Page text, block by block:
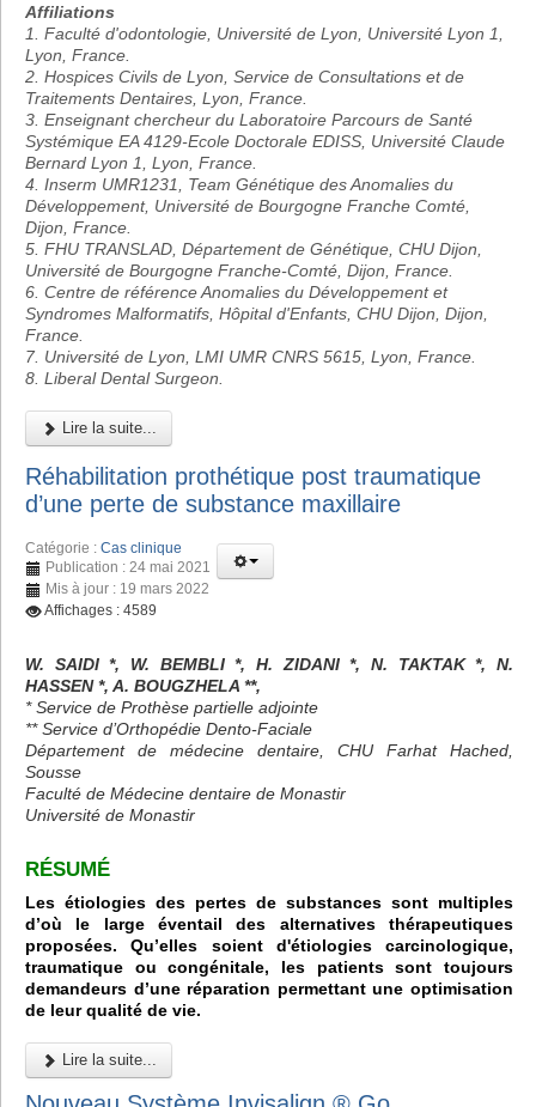
Affiliations
1. Faculté d'odontologie, Université de Lyon, Université Lyon 1,
Lyon, France.
2. Hospices Civils de Lyon, Service de Consultations et de
Traitements Dentaires, Lyon, France.
3. Enseignant chercheur du Laboratoire Parcours de Santé
Systémique EA 4129-Ecole Doctorale EDISS, Université Claude
Bernard Lyon 1, Lyon, France.
4. Inserm UMR1231, Team Génétique des Anomalies du
Développement, Université de Bourgogne Franche Comté,
Dijon, France.
5. FHU TRANSLAD, Département de Génétique, CHU Dijon,
Université de Bourgogne Franche-Comté, Dijon, France.
6. Centre de référence Anomalies du Développement et
Syndromes Malformatifs, Hôpital d'Enfants, CHU Dijon, Dijon,
France.
7. Université de Lyon, LMI UMR CNRS 5615, Lyon, France.
8. Liberal Dental Surgeon.
Lire la suite...
Réhabilitation prothétique post traumatique
d’une perte de substance maxillaire
Catégorie : Cas clinique
Publication : 24 mai 2021
Mis à jour : 19 mars 2022
Affichages : 4589
W. SAIDI *, W. BEMBLI *, H. ZIDANI *, N. TAKTAK *, N.
HASSEN *, A. BOUGZHELA **,
* Service de Prothèse partielle adjointe
** Service d’Orthopédie Dento-Faciale
Département de médecine dentaire, CHU Farhat Hached,
Sousse
Faculté de Médecine dentaire de Monastir
Université de Monastir
RÉSUMÉ
Les étiologies des pertes de substances sont multiples
d’où le large éventail des alternatives thérapeutiques
proposées. Qu’elles soient d'étiologies carcinologique,
traumatique ou congénitale, les patients sont toujours
demandeurs d’une réparation permettant une optimisation
de leur qualité de vie.
Lire la suite...